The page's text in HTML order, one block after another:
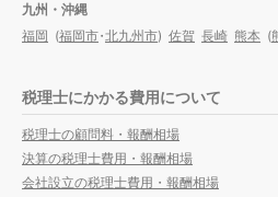
九州・沖縄
福岡 (福岡市・北九州市) 佐賀 長崎 熊本 (
税理士にかかる費用について
税理士の顧問料・報酬相場
決算の税理士費用・報酬相場
会社設立の税理士費用・報酬相場